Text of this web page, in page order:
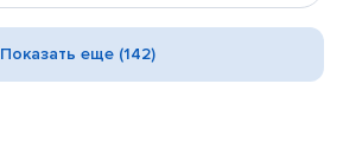
Показать еще (142)